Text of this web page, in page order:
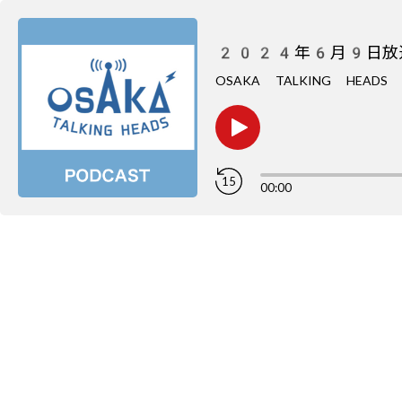
2024年6月9日放
OSAKA TALKING HEADS
15 00:00